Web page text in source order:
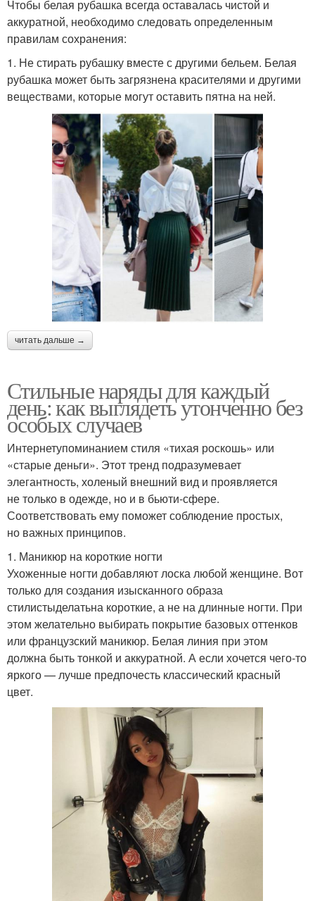
Чтобы белая рубашка всегда оставалась чистой и
аккуратной, необходимо следовать определенным
правилам сохранения:
1. Не стирать рубашку вместе с другими бельем. Белая
рубашка может быть загрязнена красителями и другими
веществами, которые могут оставить пятна на ней.
читать дальше →
Стильные наряды для каждый
день: как выглядеть утонченно без
особых случаев
Интернетупоминанием стиля «тихая роскошь» или
«старые деньги». Этот тренд подразумевает
элегантность, холеный внешний вид и проявляется
не только в одежде, но и в бьюти-сфере.
Соответствовать ему поможет соблюдение простых,
но важных принципов.
1. Маникюр на короткие ногти
Ухоженные ногти добавляют лоска любой женщине. Вот
только для создания изысканного образа
стилистыделатьна короткие, а не на длинные ногти. При
этом желательно выбирать покрытие базовых оттенков
или французский маникюр. Белая линия при этом
должна быть тонкой и аккуратной. А если хочется чего-то
яркого — лучше предпочесть классический красный
цвет.